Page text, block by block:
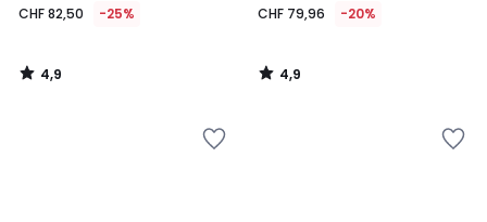
CHF 82,50 -25%
4,9
/
CHF 79,96 -20%
4,9
/